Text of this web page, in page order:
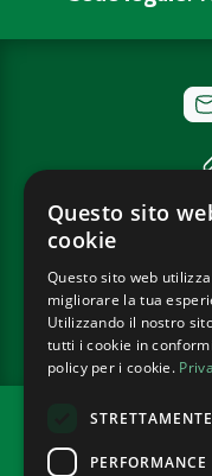
Progetto
2021-2027
Questo sito
cookie
Questo sito web
migliorare la tua
Utilizzando il nostro
tutti i cookie in
policy per i cookie.
PERFORMANCE